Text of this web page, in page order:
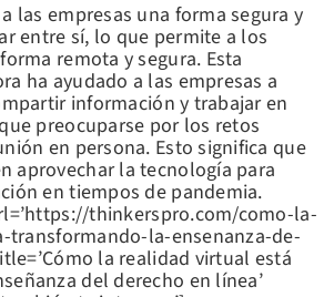
las empresas una forma segura y
entre sí, lo que permite a los
remota y segura. Esta
ha ayudado a las empresas a
información y trabajar en
preocuparse por los retos
en persona. Esto significa que
aprovechar la tecnología para
en tiempos de pandemia.
thinkerspro.com/como-la-
transformando-la-ensenanza-de-
la realidad virtual está
del derecho en línea’